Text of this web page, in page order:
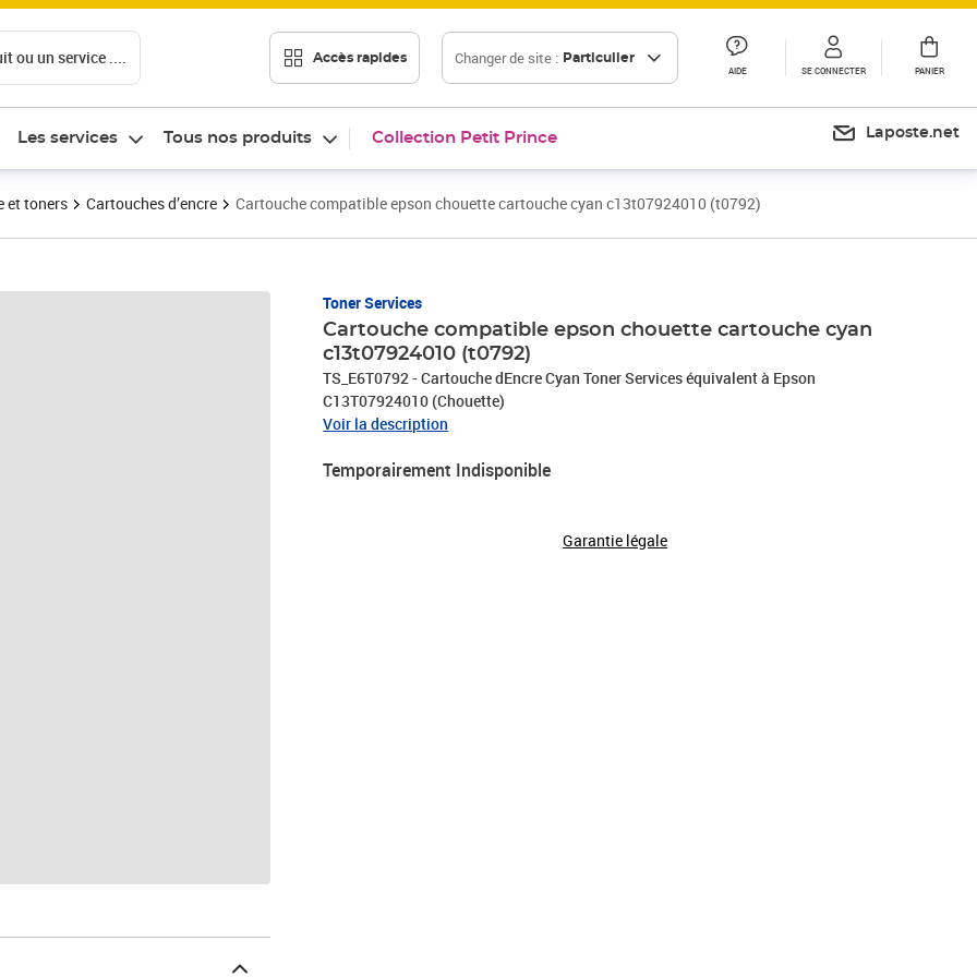
ou un service .... Accès rapides Changer de site : Particulier
AIDE SE CONNECTER PANIER
Les services Tous nos produits Collection Petit Prince Laposte.net
et toners Cartouches d’encre Cartouche compatible epson chouette cartouche cyan c13t07924010 (t0792)
Toner Services
Cartouche compatible epson chouette cartouche cyan
c13t07924010 (t0792)
TS_E6T0792 - Cartouche dEncre Cyan Toner Services équivalent à Epson
C13T07924010 (Chouette)
Voir la description
Temporairement Indisponible
Garantie légale